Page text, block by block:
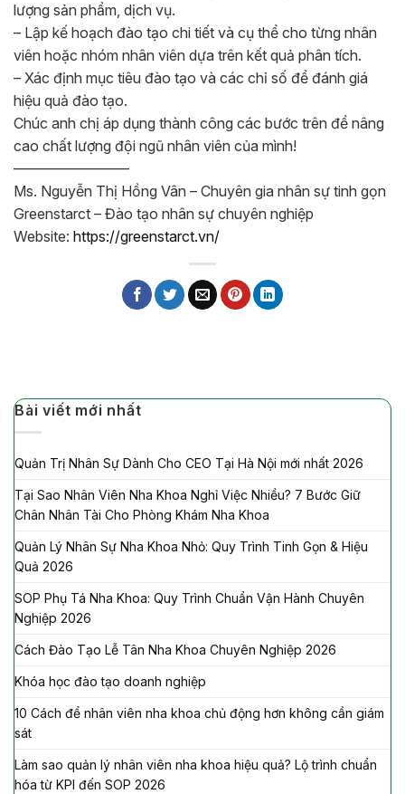
lượng sản phẩm, dịch vụ.
– Lập kế hoạch đào tạo chi tiết và cụ thể cho từng nhân
viên hoặc nhóm nhân viên dựa trên kết quả phân tích.
– Xác định mục tiêu đào tạo và các chỉ số để đánh giá
hiệu quả đào tạo.
Chúc anh chị áp dụng thành công các bước trên để nâng
cao chất lượng đội ngũ nhân viên của mình!
————————
Ms. Nguyễn Thị Hồng Vân – Chuyên gia nhân sự tinh gọn
Greenstarct – Đào tạo nhân sự chuyên nghiệp
Website: https://greenstarct.vn/
Bài viết mới nhất
Quản Trị Nhân Sự Dành Cho CEO Tại Hà Nội mới nhất 2026
Tại Sao Nhân Viên Nha Khoa Nghỉ Việc Nhiều? 7 Bước Giữ
Chân Nhân Tài Cho Phòng Khám Nha Khoa
Quản Lý Nhân Sự Nha Khoa Nhỏ: Quy Trình Tinh Gọn & Hiệu
Quả 2026
SOP Phụ Tá Nha Khoa: Quy Trình Chuẩn Vận Hành Chuyên
Nghiệp 2026
Cách Đào Tạo Lễ Tân Nha Khoa Chuyên Nghiệp 2026
Khóa học đào tạo doanh nghiệp
10 Cách để nhân viên nha khoa chủ động hơn không cần giám
sát
Làm sao quản lý nhân viên nha khoa hiệu quả? Lộ trình chuẩn
hóa từ KPI đến SOP 2026